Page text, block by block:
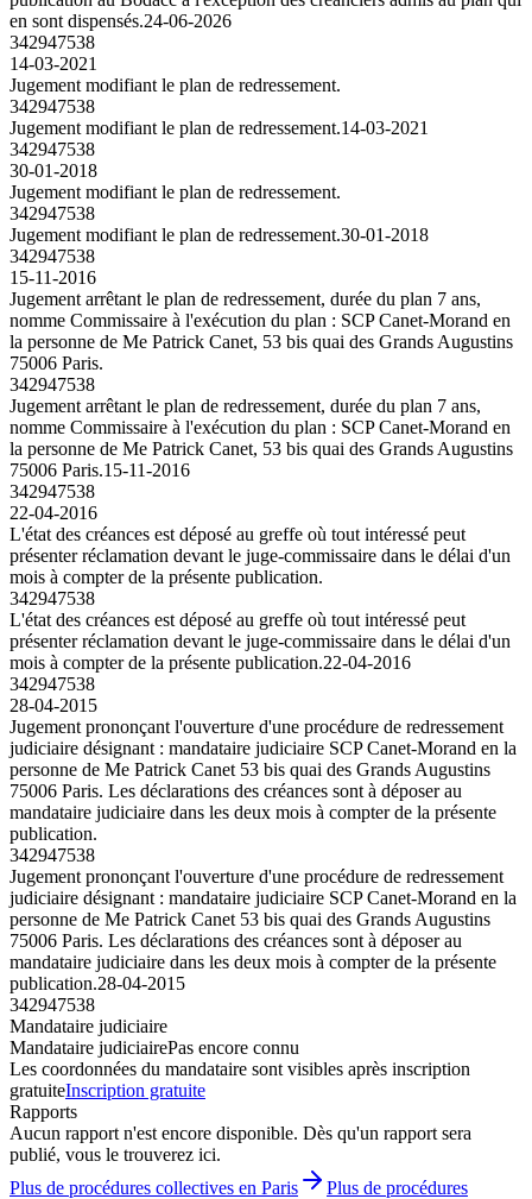
en sont dispensés.24-06-2026
342947538
14-03-2021
Jugement modifiant le plan de redressement.
342947538
Jugement modifiant le plan de redressement.14-03-2021
342947538
30-01-2018
Jugement modifiant le plan de redressement.
342947538
Jugement modifiant le plan de redressement.30-01-2018
342947538
15-11-2016
Jugement arrêtant le plan de redressement, durée du plan 7 ans,
nomme Commissaire à l'exécution du plan : SCP Canet-Morand en
la personne de Me Patrick Canet, 53 bis quai des Grands Augustins
75006 Paris.
342947538
Jugement arrêtant le plan de redressement, durée du plan 7 ans,
nomme Commissaire à l'exécution du plan : SCP Canet-Morand en
la personne de Me Patrick Canet, 53 bis quai des Grands Augustins
75006 Paris.15-11-2016
342947538
22-04-2016
L'état des créances est déposé au greffe où tout intéressé peut
présenter réclamation devant le juge-commissaire dans le délai d'un
mois à compter de la présente publication.
342947538
L'état des créances est déposé au greffe où tout intéressé peut
présenter réclamation devant le juge-commissaire dans le délai d'un
mois à compter de la présente publication.22-04-2016
342947538
28-04-2015
Jugement prononçant l'ouverture d'une procédure de redressement
judiciaire désignant : mandataire judiciaire SCP Canet-Morand en la
personne de Me Patrick Canet 53 bis quai des Grands Augustins
75006 Paris. Les déclarations des créances sont à déposer au
mandataire judiciaire dans les deux mois à compter de la présente
publication.
342947538
Jugement prononçant l'ouverture d'une procédure de redressement
judiciaire désignant : mandataire judiciaire SCP Canet-Morand en la
personne de Me Patrick Canet 53 bis quai des Grands Augustins
75006 Paris. Les déclarations des créances sont à déposer au
mandataire judiciaire dans les deux mois à compter de la présente
publication.28-04-2015
342947538
Mandataire judiciaire
Mandataire judiciairePas encore connu
Les coordonnées du mandataire sont visibles après inscription
gratuiteInscription gratuite
Rapports
Aucun rapport n'est encore disponible. Dès qu'un rapport sera
publié, vous le trouverez ici.
Plus de procédures collectives en Paris
Plus de procédures